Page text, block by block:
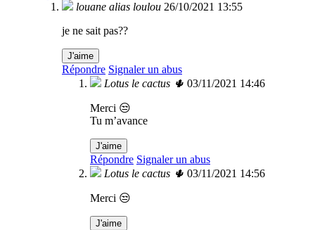
louane alias loulou 26/10/2021 13:55
je ne sait pas??
J'aime
Répondre Signaler un abus
Lotus le cactus 🌵 03/11/2021 14:46
Merci 😒
Tu m’avance
J'aime
Répondre Signaler un abus
Lotus le cactus 🌵 03/11/2021 14:56
Merci 😒
J'aime